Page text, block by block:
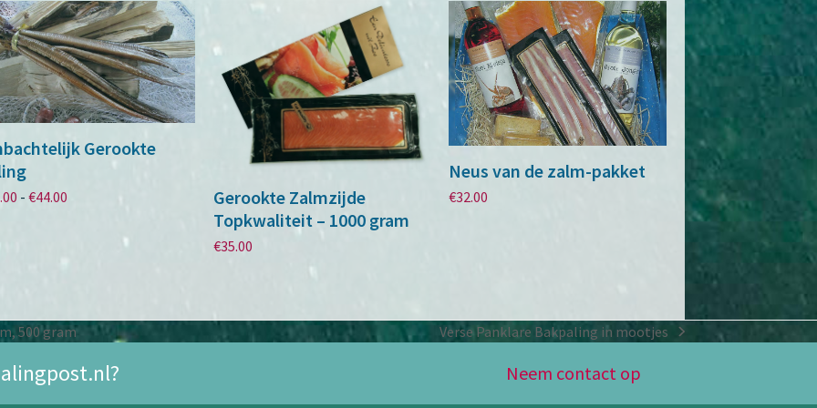
Gerookte
- €44.00Prijsklasse:
Gerookte Zalmzijde
Topkwaliteit – 1000 gram
€35.00
Neus van de zalm-pakket
€32.00
500 gram
next
Verse Panklare Bakpaling in mootjes
Neem contact op